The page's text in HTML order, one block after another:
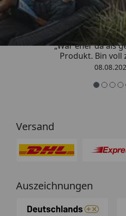
4,85
„War eher da als
Produkt. Bin voll
Versand
Auszeichnungen